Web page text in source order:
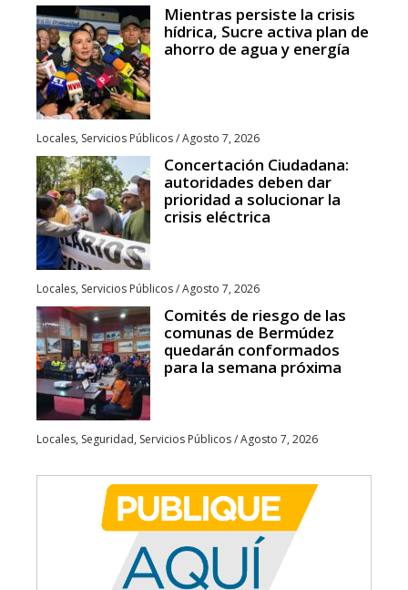
Mientras persiste la crisis
hídrica, Sucre activa plan de
ahorro de agua y energía
Locales, Servicios Públicos/Agosto 7, 2026
Concertación Ciudadana:
autoridades deben dar
prioridad a solucionar la
crisis eléctrica
Locales, Servicios Públicos/Agosto 7, 2026
Comités de riesgo de las
comunas de Bermúdez
quedarán conformados
para la semana próxima
Locales, Seguridad, Servicios Públicos/Agosto 7, 2026